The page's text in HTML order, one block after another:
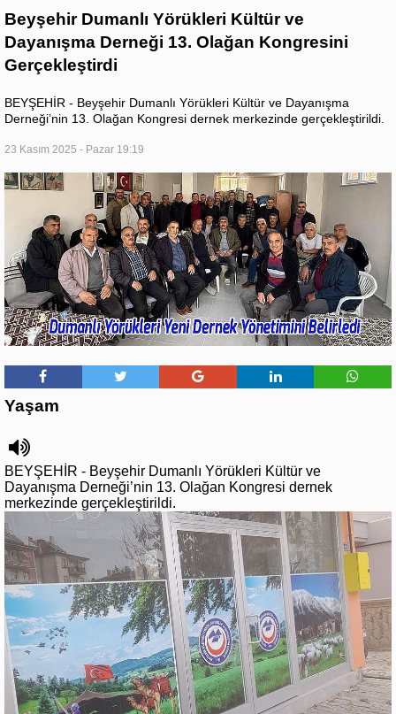
Beyşehir Dumanlı Yörükleri Kültür ve
Dayanışma Derneği 13. Olağan Kongresini
Gerçekleştirdi
BEYŞEHİR - Beyşehir Dumanlı Yörükleri Kültür ve Dayanışma
Derneği’nin 13. Olağan Kongresi dernek merkezinde gerçekleştirildi.
23 Kasım 2025 - Pazar 19:19
Yaşam
BEYŞEHİR - Beyşehir Dumanlı Yörükleri Kültür ve
Dayanışma Derneği’nin 13. Olağan Kongresi dernek
merkezinde gerçekleştirildi.